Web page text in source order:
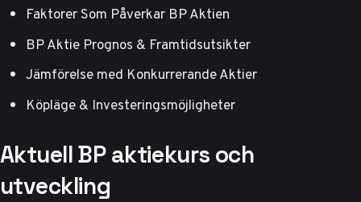
Faktorer Som Påverkar BP Aktien
BP Aktie Prognos & Framtidsutsikter
Jämförelse med Konkurrerande Aktier
Köpläge & Investeringsmöjligheter
Aktuell BP aktiekurs och
utveckling